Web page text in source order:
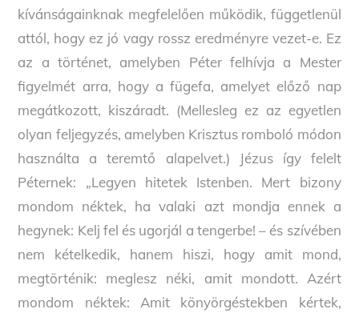
kívánságainknak megfelelően működik, függetlenül
attól, hogy ez jó vagy rossz eredményre vezet-e. Ez
az a történet, amelyben Péter felhívja a Mester
figyelmét arra, hogy a fügefa, amelyet előző nap
megátkozott, kiszáradt. (Mellesleg ez az egyetlen
olyan feljegyzés, amelyben Krisztus romboló módon
használta a teremtő alapelvet.) Jézus így felelt
Péternek: „Legyen hitetek Istenben. Mert bizony
mondom néktek, ha valaki azt mondja ennek a
hegynek: Kelj fel és ugorjál a tengerbe! – és szívében
nem kételkedik, hanem hiszi, hogy amit mond,
megtörténik: meglesz néki, amit mondott. Azért
mondom néktek: Amit könyörgéstekben kértek,